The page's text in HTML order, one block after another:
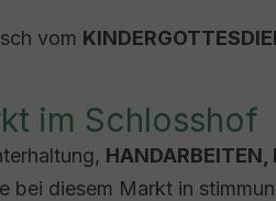
vom
im Schlosshof
HANDARBEITEN,
bei diesem Markt in